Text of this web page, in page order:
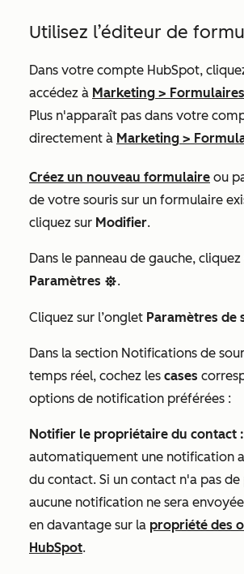
Utilisez l’éditeur de
Dans votre compte HubSpot,
accédez à Marketing > Formulaires
Plus n'apparaît pas dans votre
directement à Marketing >
Créez un nouveau formulaire ou
de votre souris sur un formulaire
cliquez sur Modifier.
Dans le panneau de gauche, cliquez
Paramètres settings.
Cliquez sur l’onglet Paramètres de
Dans la section Notifications de
temps réel, cochez les cases
options de notification préférées :
Notifier le propriétaire du contact :
automatiquement une notification
du contact. Si un contact n'a pas
aucune notification ne sera
en davantage sur la propriété des
HubSpot.